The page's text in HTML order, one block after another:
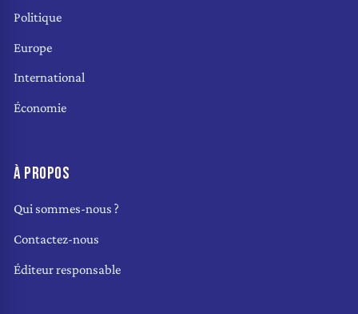
Politique
Europe
International
Économie
À PROPOS
Qui sommes-nous ?
Contactez-nous
Éditeur responsable